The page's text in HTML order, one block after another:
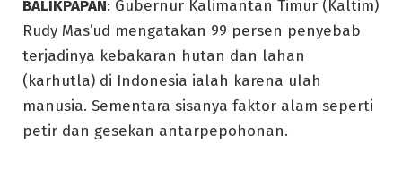
BALIKPAPAN: Gubernur Kalimantan Timur (Kaltim)
Rudy Mas’ud mengatakan 99 persen penyebab
terjadinya kebakaran hutan dan lahan
(karhutla) di Indonesia ialah karena ulah
manusia. Sementara sisanya faktor alam seperti
petir dan gesekan antarpepohonan.